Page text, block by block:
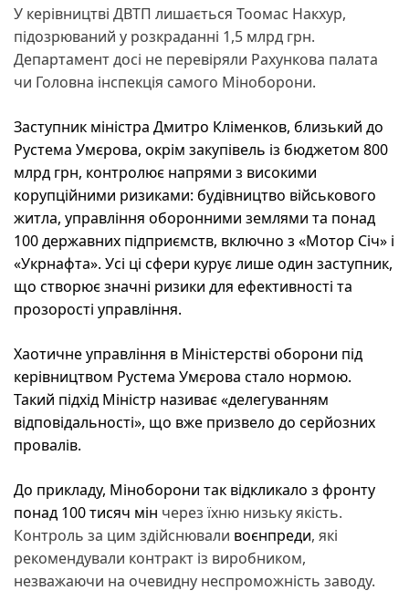
У керівництві ДВТП лишається Тоомас Накхур,
підозрюваний у розкраданні 1,5 млрд грн.
Департамент досі не перевіряли Рахункова палата
чи Головна інспекція самого Міноборони.
Заступник міністра Дмитро Кліменков, близький до
Рустема Умєрова, окрім закупівель із бюджетом 800
млрд грн, контролює напрями з високими
корупційними ризиками: будівництво військового
житла, управління оборонними землями та понад
100 державних підприємств, включно з «Мотор Січ» і
«Укрнафта». Усі ці сфери курує лише один заступник,
що створює значні ризики для ефективності та
прозорості управління.
Хаотичне управління в Міністерстві оборони під
керівництвом Рустема Умєрова стало нормою.
Такий підхід Міністр називає «делегуванням
відповідальності», що вже призвело до серйозних
провалів.
До прикладу, Міноборони так відкликало з фронту
понад 100 тисяч мін через їхню низьку якість.
Контроль за цим здійснювали воєнпреди, які
рекомендували контракт із виробником,
незважаючи на очевидну неспроможність заводу.